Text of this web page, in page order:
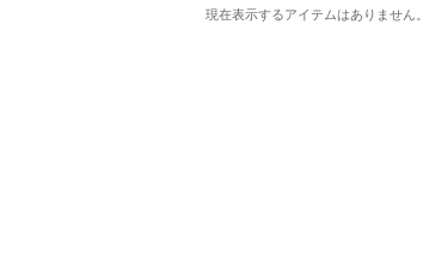
現在表示するアイテムはありません。